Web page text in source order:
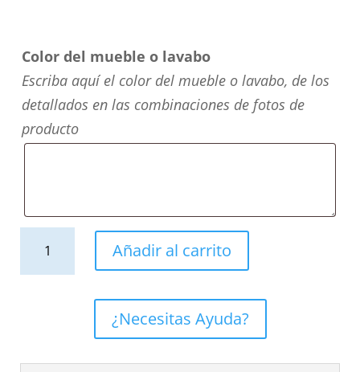
Color del mueble o lavabo
Escriba aquí el color del mueble o lavabo, de los
detallados en las combinaciones de fotos de
producto
suspendido
3
Añadir al carrito
¿Necesitas Ayuda?